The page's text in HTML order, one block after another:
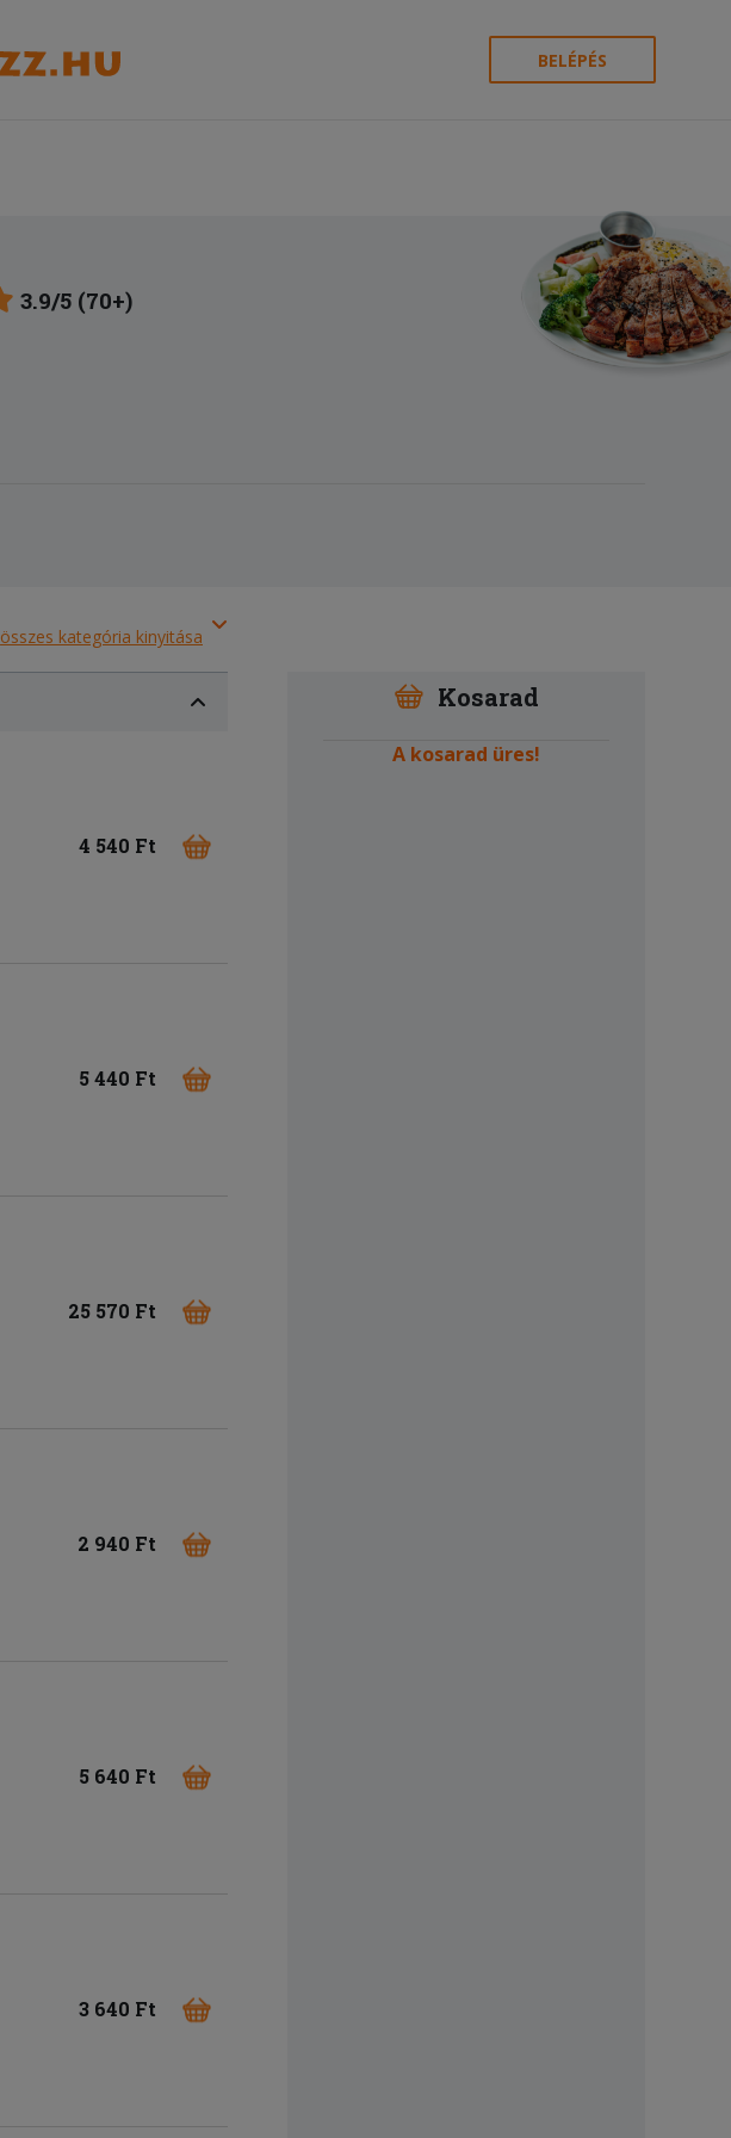
BELÉPÉS
3.9/5 (70+)
összes kategória kinyitása
4 540 Ft
5 440 Ft
25 570 Ft
2 940 Ft
5 640 Ft
3 640 Ft
Kosarad
A kosarad üres!